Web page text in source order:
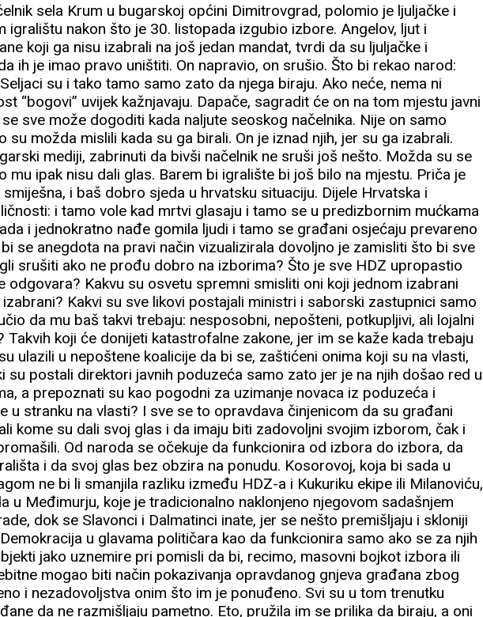
sela Krum u bugarskoj općini Dimitrovgrad, polomio je ljuljačke i
igralištu nakon što je 30. listopada izgubio izbore. Angelov, ljut i
koji ga nisu izabrali na još jedan mandat, tvrdi da su ljuljačke i
ih je imao pravo uništiti. On napravio, on srušio. Što bi rekao narod:
su i tako tamo samo zato da njega biraju. Ako neće, nema ni
“bogovi” uvijek kažnjavaju. Dapače, sagradit će on na tom mjestu javni
sve može dogoditi kada naljute seoskog načelnika. Nije on samo
su možda mislili kada su ga birali. On je iznad njih, jer su ga izabrali.
mediji, zabrinuti da bivši načelnik ne sruši još nešto. Možda su se
mu ipak nisu dali glas. Barem bi igralište bi još bilo na mjestu. Priča je
i baš dobro sjeda u hrvatsku situaciju. Dijele Hrvatska i
i tamo vole kad mrtvi glasaju i tamo se u predizbornim mućkama
i jednokratno nađe gomila ljudi i tamo se građani osjećaju prevareno
se anegdota na pravi način vizualizirala dovoljno je zamisliti što bi sve
srušiti ako ne prođu dobro na izborima? Što je sve HDZ upropastio
odgovara? Kakvu su osvetu spremni smisliti oni koji jednom izabrani
Kakvi su sve likovi postajali ministri i saborski zastupnici samo
da mu baš takvi trebaju: nesposobni, nepošteni, potkupljivi, ali lojalni
koji će donijeti katastrofalne zakone, jer im se kaže kada trebaju
ulazili u nepoštene koalicije da bi se, zaštićeni onima koji su na vlasti,
su postali direktori javnih poduzeća samo zato jer je na njih došao red u
a prepoznati su kao pogodni za uzimanje novaca iz poduzeća i
u stranku na vlasti? I sve se to opravdava činjenicom da su građani
kome su dali svoj glas i da imaju biti zadovoljni svojim izborom, čak i
Od naroda se očekuje da funkcionira od izbora do izbora, da
i da svoj glas bez obzira na ponudu. Kosorovoj, koja bi sada u
ne bi li smanjila razliku između HDZ-a i Kukuriku ekipe ili Milanoviću,
u Međimurju, koje je tradicionalno naklonjeno njegovom sadašnjem
dok se Slavonci i Dalmatinci inate, jer se nešto premišljaju i skloniji
u glavama političara kao da funkcionira samo ako se za njih
jako uznemire pri pomisli da bi, recimo, masovni bojkot izbora ili
mogao biti način pokazivanja opravdanog gnjeva građana zbog
i nezadovoljstva onim što im je ponuđeno. Svi su u tom trenutku
da ne razmišljaju pametno. Eto, pružila im se prilika da biraju, a oni